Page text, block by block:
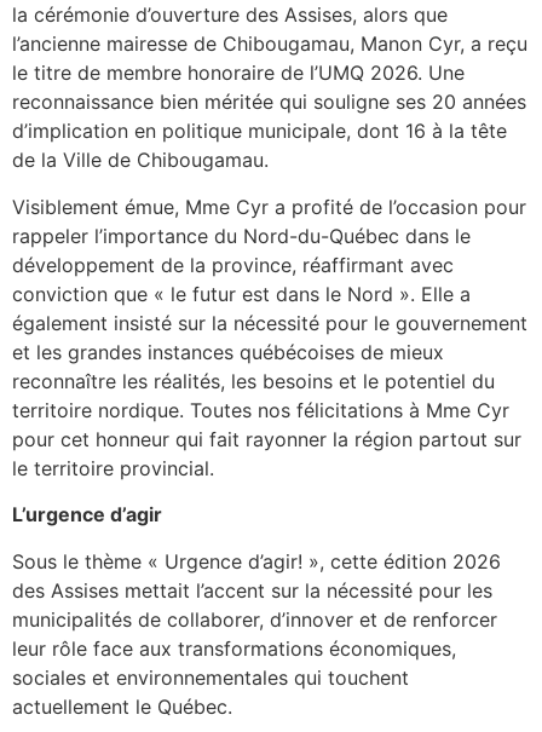
la cérémonie d’ouverture des Assises, alors que
l’ancienne mairesse de Chibougamau, Manon Cyr, a reçu
le titre de membre honoraire de l’UMQ 2026. Une
reconnaissance bien méritée qui souligne ses 20 années
d’implication en politique municipale, dont 16 à la tête
de la Ville de Chibougamau.
Visiblement émue, Mme Cyr a profité de l’occasion pour
rappeler l’importance du Nord-du-Québec dans le
développement de la province, réaffirmant avec
conviction que « le futur est dans le Nord ». Elle a
également insisté sur la nécessité pour le gouvernement
et les grandes instances québécoises de mieux
reconnaître les réalités, les besoins et le potentiel du
territoire nordique. Toutes nos félicitations à Mme Cyr
pour cet honneur qui fait rayonner la région partout sur
le territoire provincial.
L’urgence d’agir
Sous le thème « Urgence d’agir! », cette édition 2026
des Assises mettait l’accent sur la nécessité pour les
municipalités de collaborer, d’innover et de renforcer
leur rôle face aux transformations économiques,
sociales et environnementales qui touchent
actuellement le Québec.